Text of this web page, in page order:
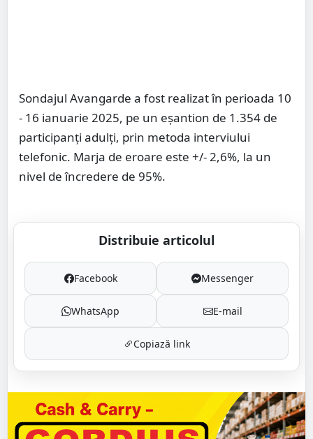
Sondajul Avangarde a fost realizat în perioada 10
- 16 ianuarie 2025, pe un eșantion de 1.354 de
participanți adulți, prin metoda interviului
telefonic. Marja de eroare este +/- 2,6%, la un
nivel de încredere de 95%.
Distribuie articolul
Facebook Messenger
WhatsApp E-mail
Copiază link